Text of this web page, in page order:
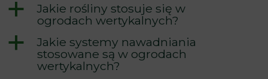
a
Jakie rośliny stosuje się w
ogrodach wertykalnych?
a
Jakie systemy nawadniania
stosowane są w ogrodach
wertykalnych?